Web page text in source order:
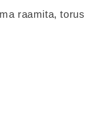
raamita, torus